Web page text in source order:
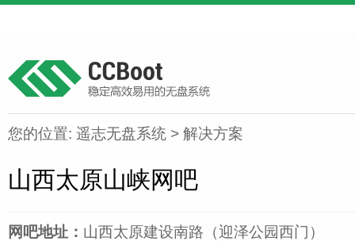
您的位置: 遥志无盘系统 > 解决方案
山西太原山峡网吧
网吧地址： 山西太原建设南路（迎泽公园西门）